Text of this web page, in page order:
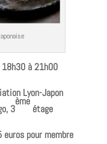
à 21h00
Lyon-Japon
3
ème
étage
pour membre